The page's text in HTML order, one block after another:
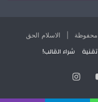
تقنية شراء القالب!
يوتيوب